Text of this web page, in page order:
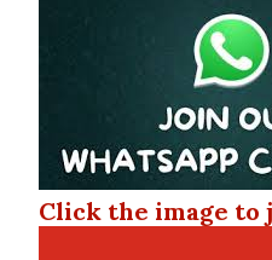
Click the image to